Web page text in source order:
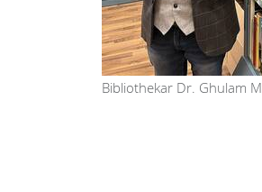
Bibliothekar Dr. Ghulam